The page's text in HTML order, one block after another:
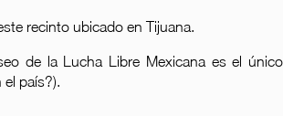
Pachuca
recinto ubicado en Tijuana.
de la Lucha Libre Mexicana es el único
país?).